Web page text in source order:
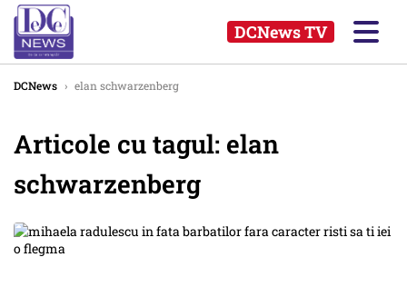
DCNews TV
DCNews › elan schwarzenberg
Articole cu tagul: elan
schwarzenberg